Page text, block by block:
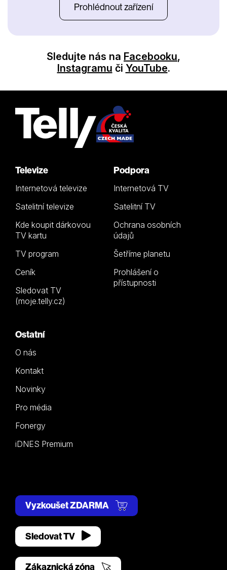
Prohlédnout zařízení
Sledujte nás na Facebooku,
Instagramu či YouTube.
Televize
Internetová televize
Satelitní televize
Kde koupit dárkovou
TV kartu
TV program
Ceník
Sledovat TV
(moje.telly.cz)
Podpora
Internetová TV
Satelitní TV
Ochrana osobních
údajů
Šetříme planetu
Prohlášení o
přístupnosti
Ostatní
O nás
Kontakt
Novinky
Pro média
Fonergy
iDNES Premium
Vyzkoušet ZDARMA
Sledovat TV
Zákaznická zóna